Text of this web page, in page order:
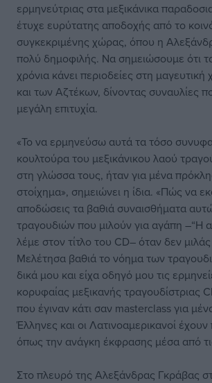
ερμηνεύτριας στα μεξικάνικα
έτυχε ευρύτατης αποδοχής από το
συγκεκριμένης χώρας, όπου η
πολύ δημοφιλής. Να σημειώσουμε ότι
χρόνια κάνει περιοδείες στη
και των Αζτέκων, δίνοντας συναυλίες
μεγάλη επιτυχία.
«Το να ερμηνεύσω αυτά τα τόσο
κουλτούρα του μεξικάνικου λαού
στη γλώσσα τους, ήταν για μένα
στοίχημα», σημειώνει η ίδια. «Πώς να
αποδώσεις τα βαθιά συναισθήματα
τραγουδιών που μιλούν για αγάπη –“Η
λέμε στον τίτλο του CD– όταν δεν
Μελέτησα βαθιά το νόημα των
δικά μου και είχα οδηγό μου τις
κορυφαίας μεξικανής τραγουδίστριας
που έγιναν κάτι σαν masterclass για
Έλληνες και οι Λατινοαμερικανοί
όπως την ανάγκη έκφρασης μέσα από
Στο πλευρό της Αλεξάνδρας Γκράβας